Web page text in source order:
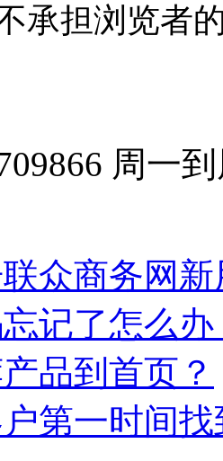
承担浏览者
周一
众商务网
记了怎么办
品到首页？
第一时间